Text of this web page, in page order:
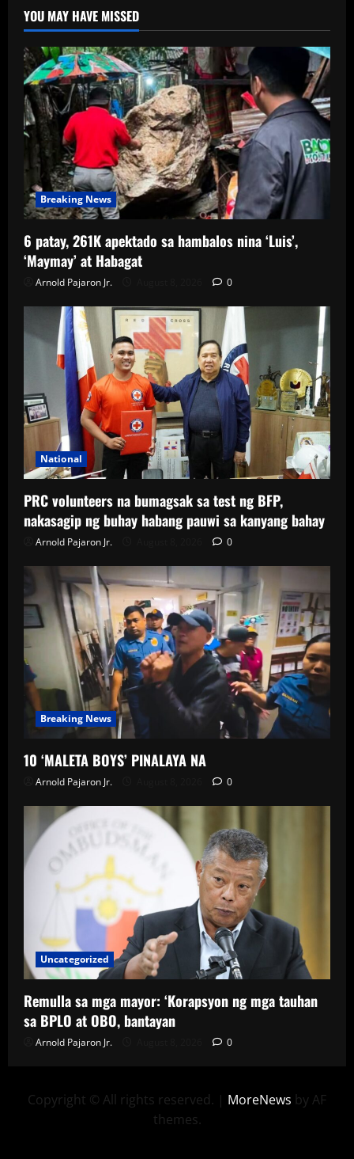
YOU MAY HAVE MISSED
Breaking News
6 patay, 261K apektado sa hambalos nina ‘Luis’,
‘Maymay’ at Habagat
Arnold Pajaron Jr. 0
National
PRC volunteers na bumagsak sa test ng BFP,
nakasagip ng buhay habang pauwi sa kanyang bahay
Arnold Pajaron Jr. 0
Breaking News
10 ‘MALETA BOYS’ PINALAYA NA
Arnold Pajaron Jr. 0
Uncategorized
Remulla sa mga mayor: ‘Korapsyon ng mga tauhan
sa BPLO at OBO, bantayan
Arnold Pajaron Jr. 0
Copyright © All rights reserved. | MoreNews by AF
themes.